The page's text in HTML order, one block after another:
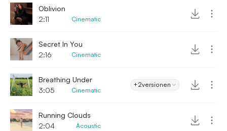
Oblivion
2:11
Cinematic
Secret In You
2:16
Cinematic
Breathing Under
3:05
Cinematic
+2versionen
Running Clouds
2:04
Acoustic